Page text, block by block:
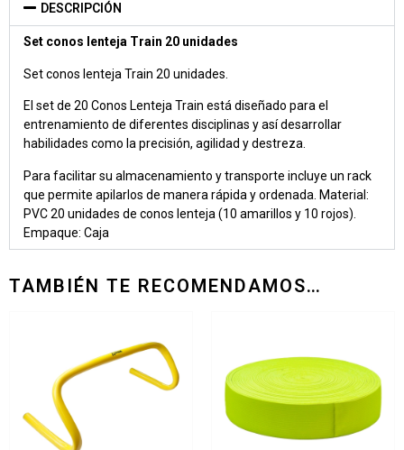
DESCRIPCIÓN
Set conos lenteja Train 20 unidades
Set conos lenteja Train 20 unidades.
El set de 20 Conos Lenteja Train está diseñado para el
entrenamiento de diferentes disciplinas y así desarrollar
habilidades como la precisión, agilidad y destreza.
Para facilitar su almacenamiento y transporte incluye un rack
que permite apilarlos de manera rápida y ordenada. Material:
PVC 20 unidades de conos lenteja (10 amarillos y 10 rojos).
Empaque: Caja
TAMBIÉN TE RECOMENDAMOS…